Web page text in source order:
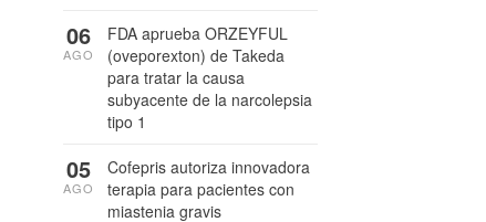
FDA aprueba ORZEYFUL
(oveporexton) de Takeda
para tratar la causa
subyacente de la narcolepsia
tipo 1
06
AGO
Cofepris autoriza innovadora
terapia para pacientes con
miastenia gravis
05
AGO